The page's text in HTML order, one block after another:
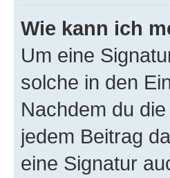
Wie kann ich
Um eine
solche in den
Nachdem du
jedem Beitrag
eine Signatur